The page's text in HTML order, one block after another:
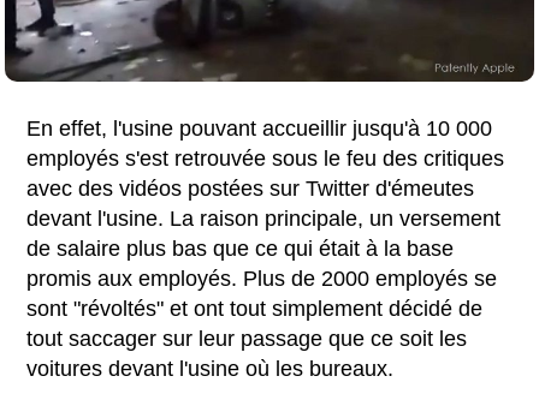
En effet, l'usine pouvant accueillir jusqu'à 10 000
employés s'est retrouvée sous le feu des critiques
avec des vidéos postées sur Twitter d'émeutes
devant l'usine. La raison principale, un versement
de salaire plus bas que ce qui était à la base
promis aux employés. Plus de 2000 employés se
sont "révoltés" et ont tout simplement décidé de
tout saccager sur leur passage que ce soit les
voitures devant l'usine où les bureaux.